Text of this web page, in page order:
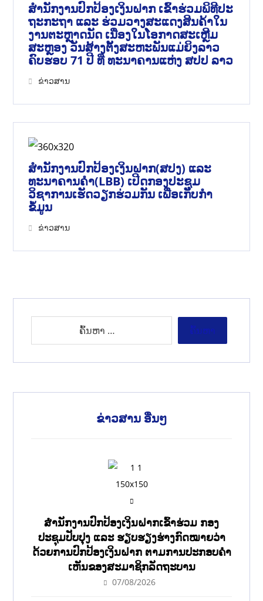
ສຳນັກງານປົກປ້ອງເງິນຝາກ ເຂົ້າຮ່ວມພິທີປະ
ຖະກະຖາ ແລະ ຮ່ວມວາງສະແດງສິນຄ້າໃນ
ງານຕະຫຼາດນັດ ເນື່ອງໃນໂອກາດສະເຫຼີມ
ສະຫຼອງ ວັນສ້າງຕັ້ງສະຫະພັນແມ່ຍິງລາວ
ຄົບຮອບ 71 ປີ ທີ່ ທະນາຄານແຫ່ງ ສປປ ລາວ
ຂ່າວສານ
ສຳນັກງານປົກປ້ອງເງິນຝາກ(ສປງ) ແລະ
ທະນາຄານຄຳ(LBB) ເປີດກອງປະຊຸມ
ວິຊາການເຮັດວຽກຮ່ວມກັນ ເພື່ອເກັບກຳ
ຂໍ້ມູນ
ຂ່າວສານ
ຂ່າວສານ ອື່ນໆ
ສໍານັກງານປົກປ້ອງເງິນຝາກເຂົ້າຮ່ວມ ກອງ
ປະຊຸມປັບປຸງ ແລະ ຮຽບຮຽງຮ່າງກົດໝາຍວ່າ
ດ້ວຍການປົກປ້ອງເງິນຝາກ ຕາມການປະກອບຄຳ
ເຫັນຂອງສະມາຊິກລັດຖະບານ
07/08/2026